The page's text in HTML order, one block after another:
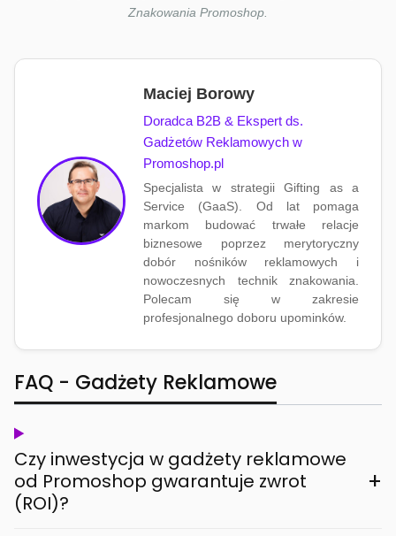
Znakowania Promoshop.
Maciej Borowy
Doradca B2B & Ekspert ds.
Gadżetów Reklamowych w
Promoshop.pl
Specjalista w strategii Gifting as a
Service (GaaS). Od lat pomaga
markom budować trwałe relacje
biznesowe poprzez merytoryczny
dobór nośników reklamowych i
nowoczesnych technik znakowania.
Polecam się w zakresie
profesjonalnego doboru upominków.
FAQ - Gadżety Reklamowe
Czy inwestycja w gadżety reklamowe
od Promoshop gwarantuje zwrot
(ROI)?
+